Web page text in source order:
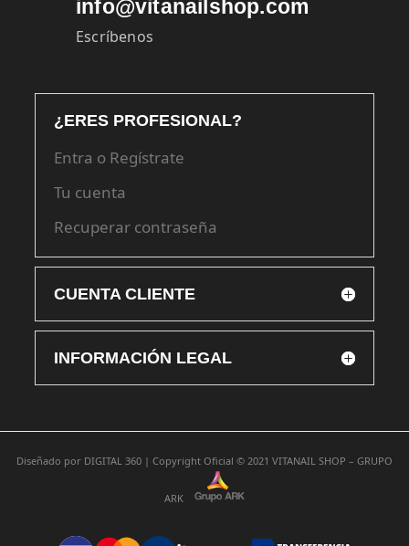
info@vitanailshop.com
Escríbenos
¿ERES PROFESIONAL?
Entra o Regístrate
Tu cuenta
Recuperar contraseña
CUENTA CLIENTE
INFORMACIÓN LEGAL
Diseñado por DIGITAL 360 | Copyright Oficial © 2021 VITANAIL SHOP – GRUPO
ARK